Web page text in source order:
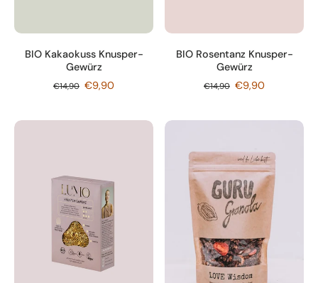
BIO Kakaokuss Knusper-
Gewürz
€14,90 €9,90
BIO Rosentanz Knusper-
Gewürz
€14,90 €9,90